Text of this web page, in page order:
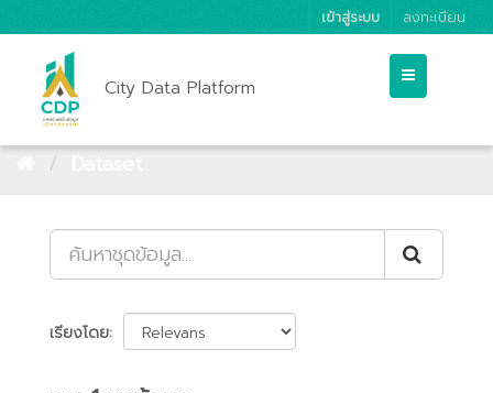
เข้าสู่ระบบ ลงทะเบียน
City Data Platform
เรียงโดย